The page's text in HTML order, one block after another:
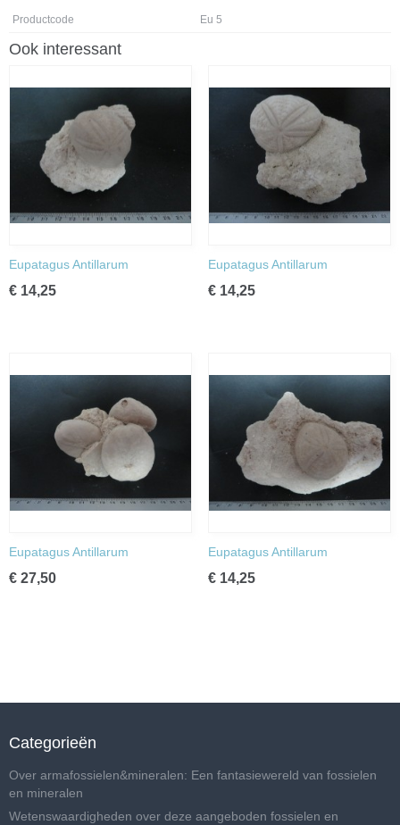
Productcode Eu 5
Ook interessant
Eupatagus Antillarum
€ 14,25
Eupatagus Antillarum
€ 14,25
Eupatagus Antillarum
€ 27,50
Eupatagus Antillarum
€ 14,25
Categorieën
Over armafossielen&mineralen: Een fantasiewereld van fossielen
en mineralen
Wetenswaardigheden over deze aangeboden fossielen en